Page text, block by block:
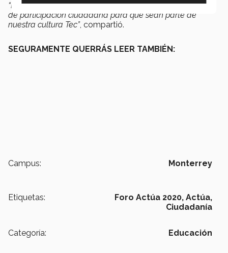
“Es importante como federación generar estos proyectos
de participación ciudadana para que sean parte de
nuestra cultura Tec”, compartió.
SEGURAMENTE QUERRÁS LEER TAMBIÉN:
Campus: Monterrey
Etiquetas: Foro Actúa 2020, Actúa,
Ciudadanía
Categoría: Educación